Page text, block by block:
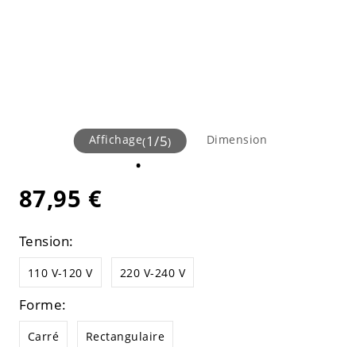
Affichage(1/5) Dimension
87,95 €
Tension:
110 V-120 V 220 V-240 V
Forme:
Carré Rectangulaire